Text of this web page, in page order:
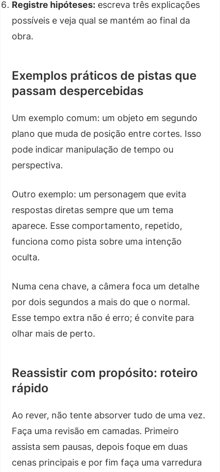
Registre hipóteses: escreva três explicações
possíveis e veja qual se mantém ao final da
obra.
Exemplos práticos de pistas que
passam despercebidas
Um exemplo comum: um objeto em segundo
plano que muda de posição entre cortes. Isso
pode indicar manipulação de tempo ou
perspectiva.
Outro exemplo: um personagem que evita
respostas diretas sempre que um tema
aparece. Esse comportamento, repetido,
funciona como pista sobre uma intenção
oculta.
Numa cena chave, a câmera foca um detalhe
por dois segundos a mais do que o normal.
Esse tempo extra não é erro; é convite para
olhar mais de perto.
Reassistir com propósito: roteiro
rápido
Ao rever, não tente absorver tudo de uma vez.
Faça uma revisão em camadas. Primeiro
assista sem pausas, depois foque em duas
cenas principais e por fim faça uma varredura